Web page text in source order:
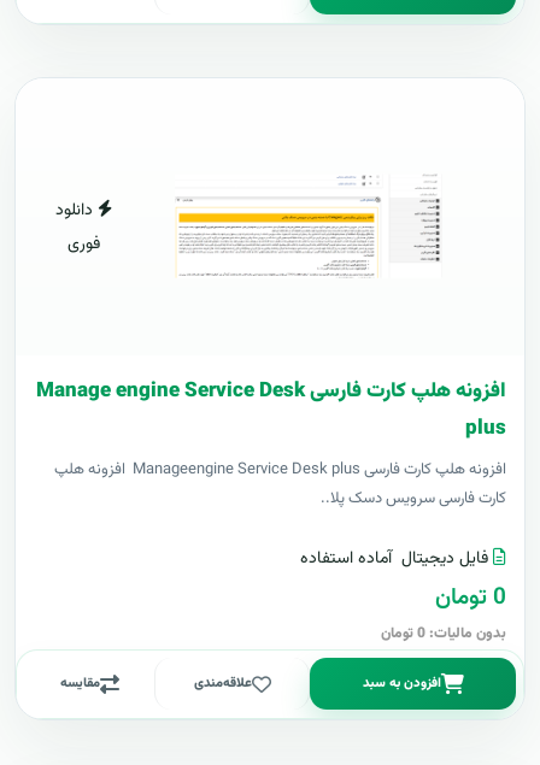
دانلود
فوری
افزونه هلپ کارت فارسی Manage engine Service Desk
plus
افزونه هلپ کارت فارسی Manageengine Service Desk plus افزونه هلپ
کارت فارسی سرویس دسک پلا..
فایل دیجیتال آماده استفاده
0 تومان
بدون مالیات: 0 تومان
افزودن به سبد علاقه‌مندی مقایسه